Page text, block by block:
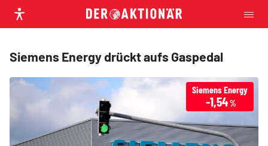
Siemens Energy drückt aufs Gaspedal
Siemens Energy
-1,54%